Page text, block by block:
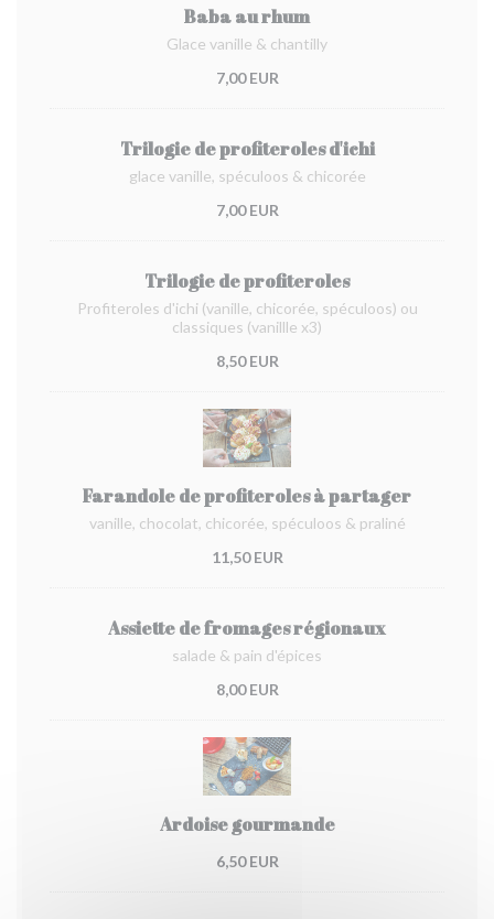
Baba au rhum
Glace vanille & chantilly
7,00 EUR
Trilogie de profiteroles d'ichi
glace vanille, spéculoos & chicorée
7,00 EUR
Trilogie de profiteroles
Profiteroles d'ichi (vanille, chicorée, spéculoos) ou
classiques (vanillle x3)
8,50 EUR
Farandole de profiteroles à partager
vanille, chocolat, chicorée, spéculoos & praliné
11,50 EUR
Assiette de fromages régionaux
salade & pain d'épices
8,00 EUR
Ardoise gourmande
6,50 EUR